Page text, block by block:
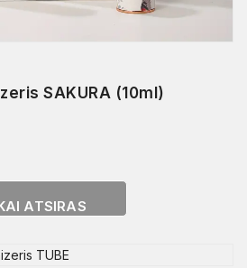
SAKURA (10ml)
ATSIRAS